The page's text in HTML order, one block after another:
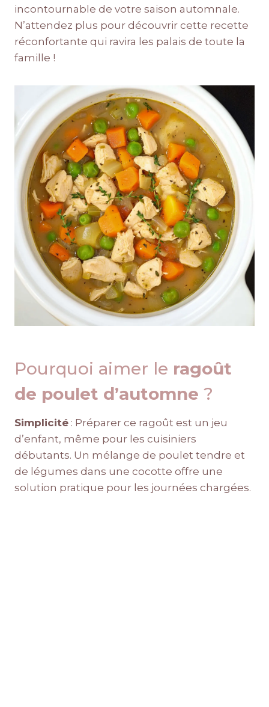
incontournable de votre saison automnale.
N’attendez plus pour découvrir cette recette
réconfortante qui ravira les palais de toute la
famille !
Pourquoi aimer le ragoût
de poulet d’automne ?
Simplicité : Préparer ce ragoût est un jeu
d’enfant, même pour les cuisiniers
débutants. Un mélange de poulet tendre et
de légumes dans une cocotte offre une
solution pratique pour les journées chargées.